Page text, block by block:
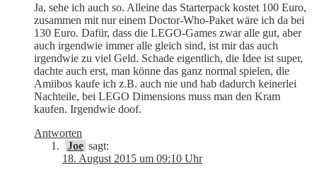
Ja, sehe ich auch so. Alleine das Starterpack kostet 100 Euro,
zusammen mit nur einem Doctor-Who-Paket wäre ich da bei
130 Euro. Dafür, dass die LEGO-Games zwar alle gut, aber
auch irgendwie immer alle gleich sind, ist mir das auch
irgendwie zu viel Geld. Schade eigentlich, die Idee ist super,
dachte auch erst, man könne das ganz normal spielen, die
Amiibos kaufe ich z.B. auch nie und hab dadurch keinerlei
Nachteile, bei LEGO Dimensions muss man den Kram
kaufen. Irgendwie doof.
Antworten
Joe sagt:
18. August 2015 um 09:10 Uhr